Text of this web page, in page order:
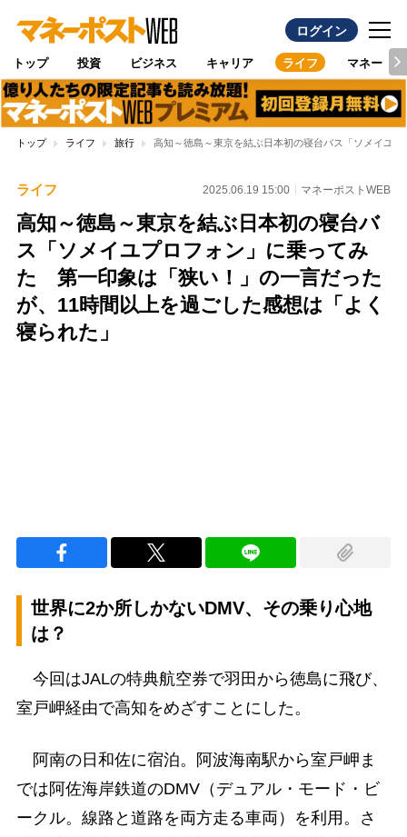
ログイン
トップ 投資 ビジネス キャリア ライフ マネー
トップ ライフ 旅行 高知～徳島～東京を結ぶ日本初の寝台バス「ソメイユ
ライフ 2025.06.19 15:00 マネーポストWEB
高知～徳島～東京を結ぶ日本初の寝台バ
ス「ソメイユプロフォン」に乗ってみ
た 第一印象は「狭い！」の一言だった
が、11時間以上を過ごした感想は「よく
寝られた」
世界に2か所しかないDMV、その乗り心地
は？
今回はJALの特典航空券で羽田から徳島に飛び、
室戸岬経由で高知をめざすことにした。
阿南の日和佐に宿泊。阿波海南駅から室戸岬ま
では阿佐海岸鉄道のDMV（デュアル・モード・ビ
ークル。線路と道路を両方走る車両）を利用。さ